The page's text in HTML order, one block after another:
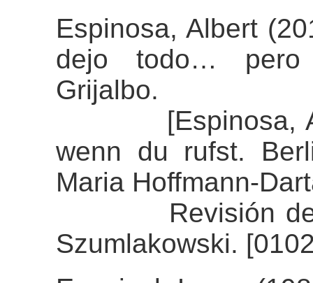
Espinosa, Albert
dejo todo… pero
Grijalbo.
[Espinosa,
wenn du rufst.
Maria Hoffmann-
Revisión del
Szumlakowski.